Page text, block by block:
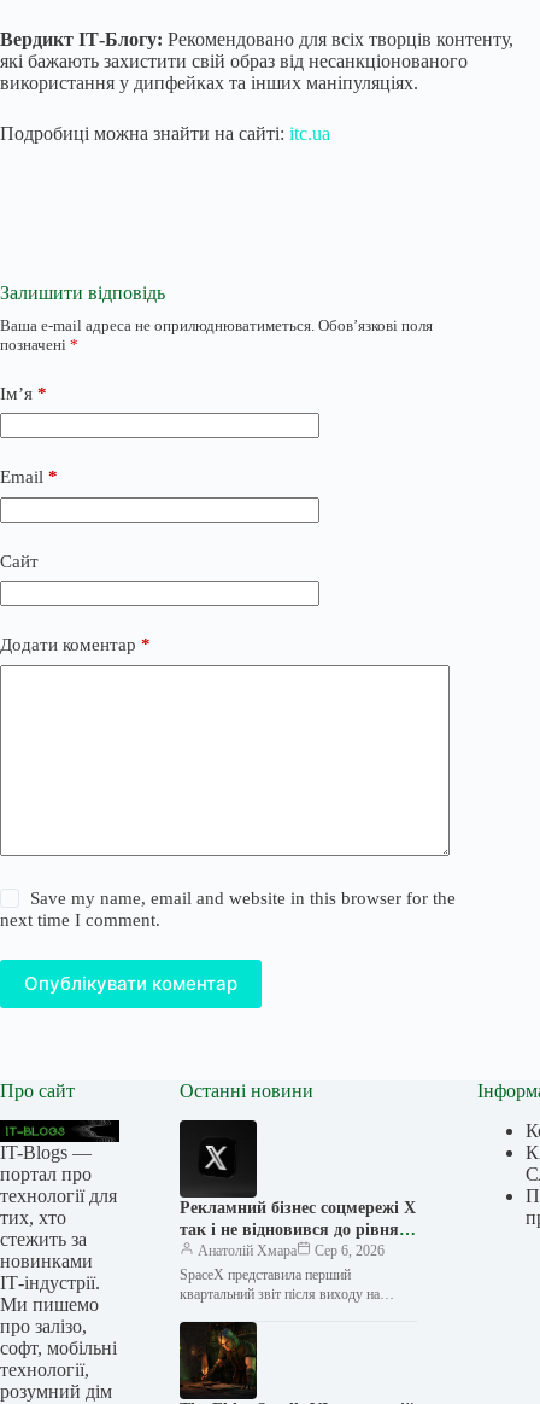
Вердикт ІТ-Блогу: Рекомендовано для всіх творців контенту,
які бажають захистити свій образ від несанкціонованого
використання у дипфейках та інших маніпуляціях.
Подробиці можна знайти на сайті: itc.ua
Залишити відповідь
Ваша e-mail адреса не оприлюднюватиметься. Обов’язкові поля
позначені *
Ім’я *
Email *
Сайт
Додати коментар *
Save my name, email and website in this browser for the
next time I comment.
Опублікувати коментар
Про сайт
IT-Blogs —
портал про
технології для
тих, хто
стежить за
новинками
ІТ-індустрії.
Ми пишемо
про залізо,
софт, мобільні
технології,
розумний дім
Останні новини
Рекламний бізнес соцмережі X
так і не відновився до рівня
Twitter
Анатолій Хмара
Сер 6, 2026
SpaceX представила перший
квартальний звіт після виходу на
рекламного бізнесу компанії — він…